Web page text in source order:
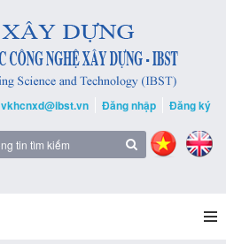
vkhcnxd@ibst.vn Đăng nhập Đăng ký